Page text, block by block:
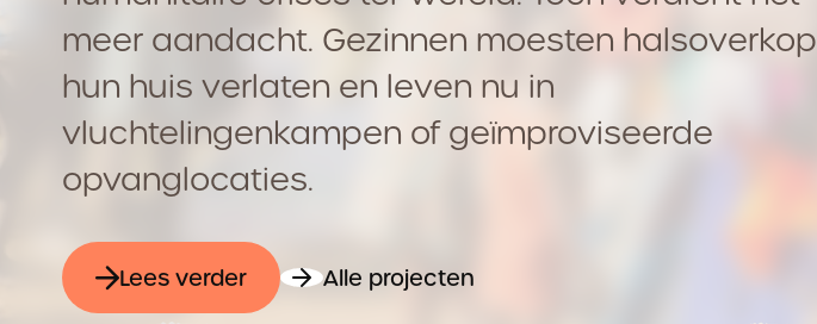
meer aandacht. Gezinnen moesten halsoverkop
hun huis verlaten en leven nu in
vluchtelingenkampen of geïmproviseerde
opvanglocaties.
Lees verder Alle projecten